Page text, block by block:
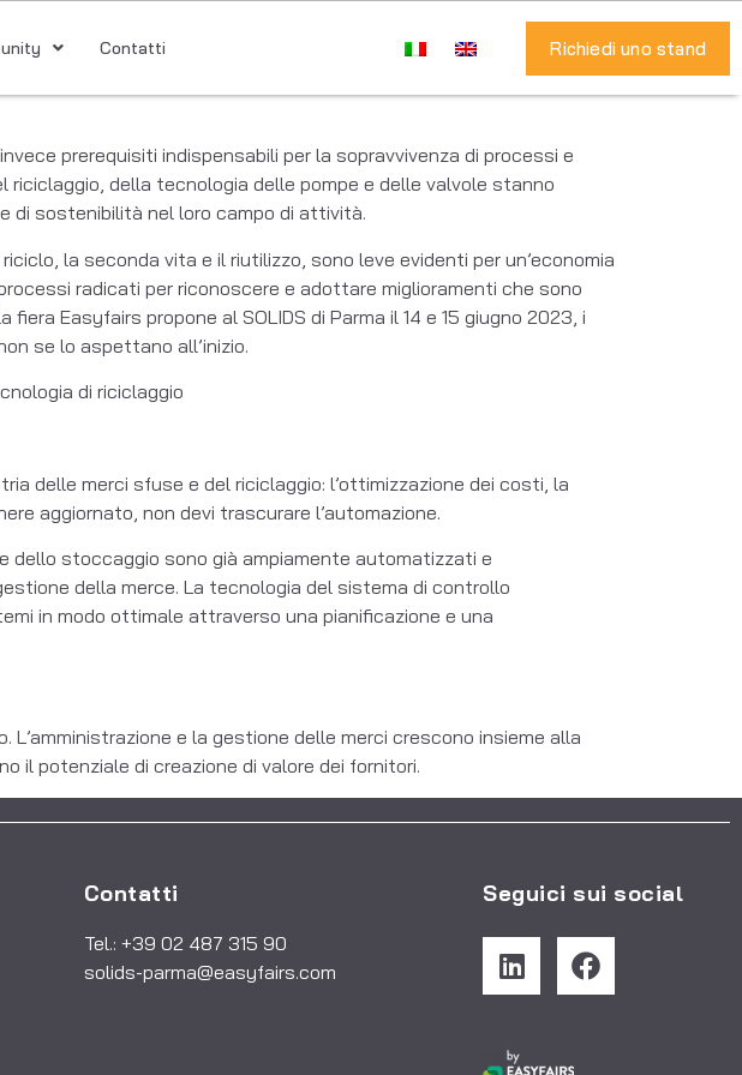
Contatti Richiedi uno stand
prerequisiti indispensabili per la sopravvivenza di processi e
della tecnologia delle pompe e delle valvole stanno
di sostenibilità nel loro campo di attività.
la seconda vita e il riutilizzo, sono leve evidenti per un’economia
radicati per riconoscere e adottare miglioramenti che sono
Easyfairs propone al SOLIDS di Parma il 14 e 15 giugno 2023, i
se lo aspettano all’inizio.
di riciclaggio
delle merci sfuse e del riciclaggio: l’ottimizzazione dei costi, la
aggiornato, non devi trascurare l’automazione.
dello stoccaggio sono già ampiamente automatizzati e
della merce. La tecnologia del sistema di controllo
in modo ottimale attraverso una pianificazione e una
e la gestione delle merci crescono insieme alla
il potenziale di creazione di valore dei fornitori.
Contatti
Tel.: +39 02 487 315 90
solids-parma@easyfairs.com
Seguici sui social